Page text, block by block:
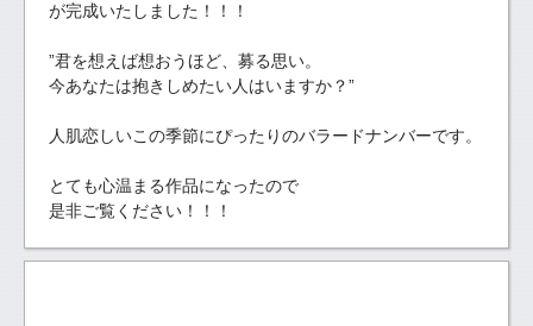
が完成いたしました！！！
”君を想えば想おうほど、募る思い。
今あなたは抱きしめたい人はいますか？”
人肌恋しいこの季節にぴったりのバラードナンバーです。
とても心温まる作品になったので
是非ご覧ください！！！